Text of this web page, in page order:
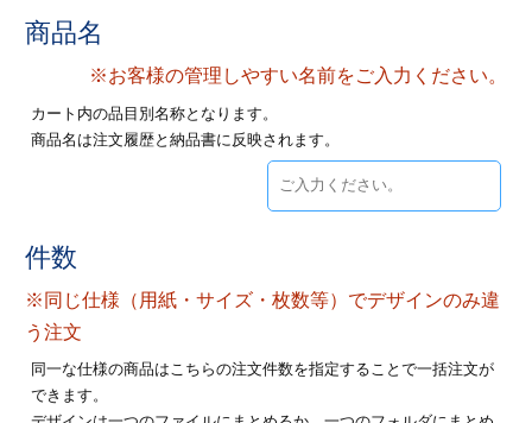
印刷
ファイル印刷
ァイル印刷
印刷
印刷
名刺印刷
ムカード印刷
刷
カード印刷
商品名
※お客様の管理しやすい名前をご入力ください。
カート内の品目別名称となります。
商品名は注文履歴と納品書に反映されます。
件数
※同じ仕様（用紙・サイズ・枚数等）でデザインのみ違
う注文
同一な仕様の商品はこちらの注文件数を指定することで一括注文が
できます。